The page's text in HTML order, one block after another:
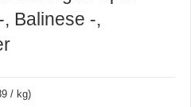
Balinese -,
/ kg)